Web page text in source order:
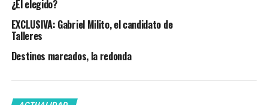
¿El elegido?
EXCLUSIVA: Gabriel Milito, el candidato de
Talleres
Destinos marcados, la redonda